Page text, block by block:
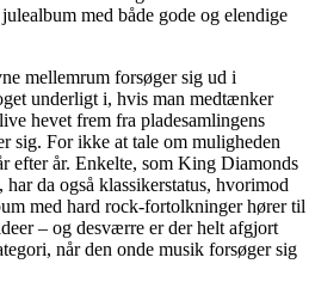
med både gode og elendige
mellemrum forsøger sig ud i
underligt i, hvis man medtænker
hevet frem fra pladesamlingens
sig. For ikke at tale om muligheden
efter år. Enkelte, som King Diamonds
har da også klassikerstatus, hvorimod
med hard rock-fortolkninger hører til
– og desværre er der helt afgjort
når den onde musik forsøger sig